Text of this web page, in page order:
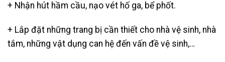
+ Nhận hút hầm cầu, nạo vét hố ga, bể phốt.
+ Lắp đặt những trang bị cần thiết cho nhà vệ sinh, nhà
tắm, những vật dụng can hệ đến vấn đề vệ sinh,…